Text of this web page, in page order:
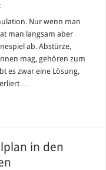
für
13:
mit
Online-
Datei
Online
Pass
Nur wenn man
man langsam aber
ab. Abstürze,
mag, gehören zum
es zwar eine Lösung,
…
in den